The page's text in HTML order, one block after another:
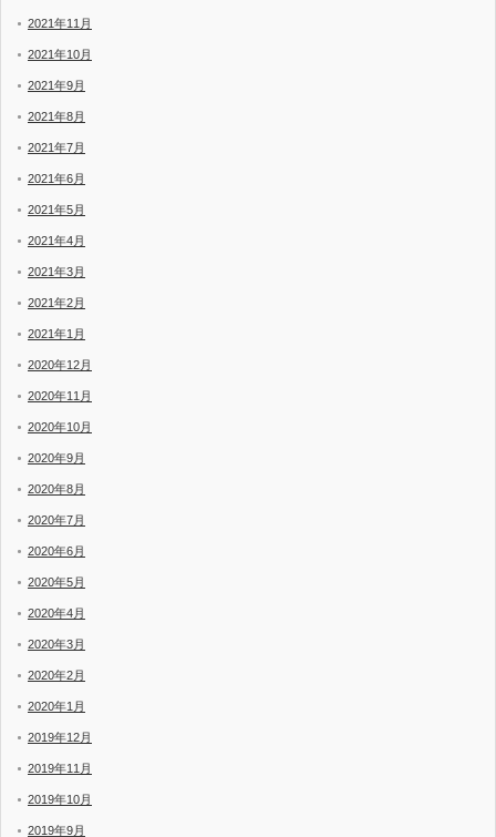
2021年11月
2021年10月
2021年9月
2021年8月
2021年7月
2021年6月
2021年5月
2021年4月
2021年3月
2021年2月
2021年1月
2020年12月
2020年11月
2020年10月
2020年9月
2020年8月
2020年7月
2020年6月
2020年5月
2020年4月
2020年3月
2020年2月
2020年1月
2019年12月
2019年11月
2019年10月
2019年9月